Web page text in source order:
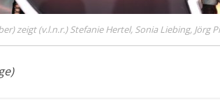
zeigt (v.l.n.r.) Stefanie Hertel, Sonia Liebing,